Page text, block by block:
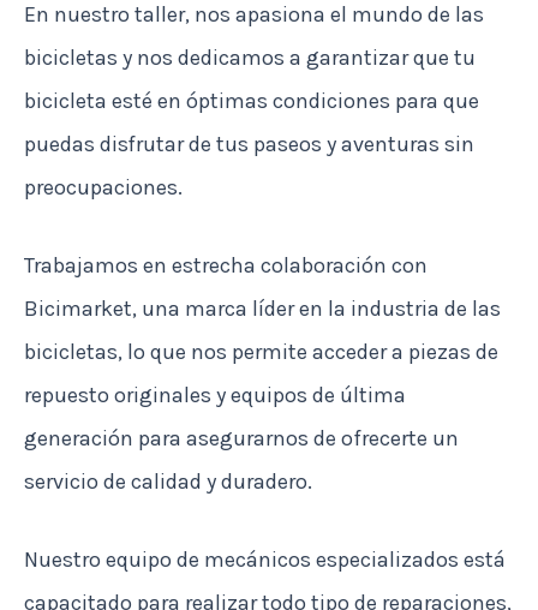
En nuestro taller, nos apasiona el mundo de las
bicicletas y nos dedicamos a garantizar que tu
bicicleta esté en óptimas condiciones para que
puedas disfrutar de tus paseos y aventuras sin
preocupaciones.
Trabajamos en estrecha colaboración con
Bicimarket, una marca líder en la industria de las
bicicletas, lo que nos permite acceder a piezas de
repuesto originales y equipos de última
generación para asegurarnos de ofrecerte un
servicio de calidad y duradero.
Nuestro equipo de mecánicos especializados está
capacitado para realizar todo tipo de reparaciones,